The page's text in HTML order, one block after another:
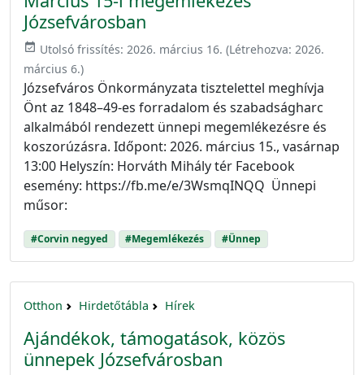
Józsefvárosban
event_available Utolsó frissítés: 2026. március 16. (Létrehozva: 2026.
március 6.)
Józsefváros Önkormányzata tisztelettel meghívja
Önt az 1848–49-es forradalom és szabadságharc
alkalmából rendezett ünnepi megemlékezésre és
koszorúzásra. Időpont: 2026. március 15., vasárnap
13:00 Helyszín: Horváth Mihály tér Facebook
esemény: https://fb.me/e/3WsmqINQQ Ünnepi
műsor:
#Corvin negyed #Megemlékezés #Ünnep
Otthon Hirdetőtábla Hírek
Ajándékok, támogatások, közös
ünnepek Józsefvárosban